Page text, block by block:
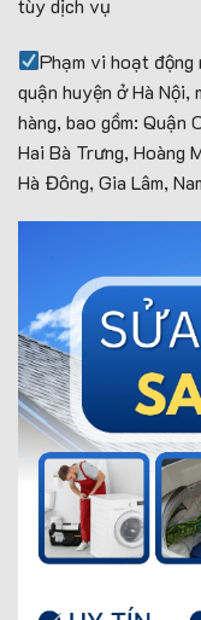
tùy dịch vụ
Phạm vi hoạt
quận huyện ở Hà
hàng, bao gồm: Quận
Hai Bà Trưng, Hoàng
Hà Đông, Gia Lâm,